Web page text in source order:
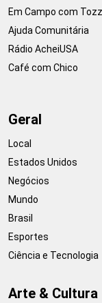
Em Campo com
Ajuda Comunitária
Rádio AcheiUSA
Café com Chico
Geral
Local
Estados Unidos
Negócios
Mundo
Brasil
Esportes
Ciência e Tecnologia
Arte & Cultura